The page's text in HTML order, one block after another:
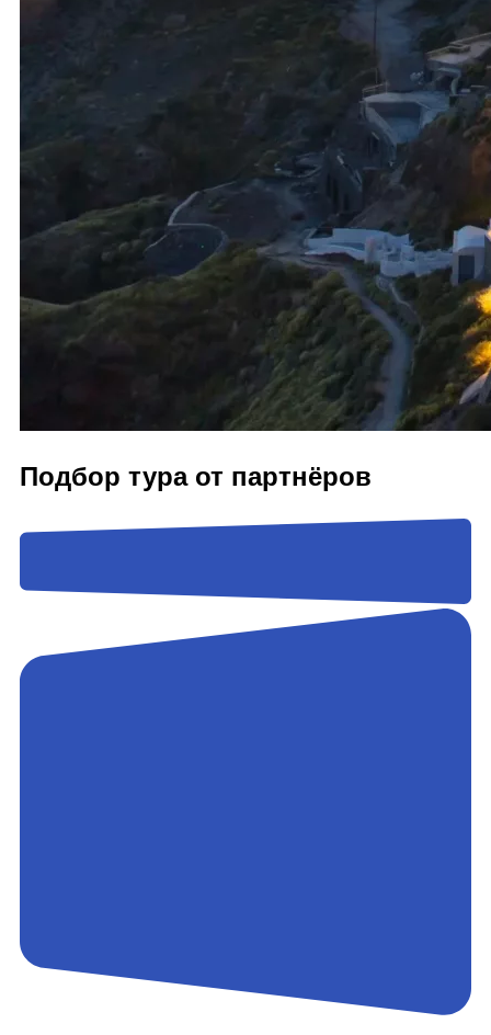
Подбор тура от партнёров